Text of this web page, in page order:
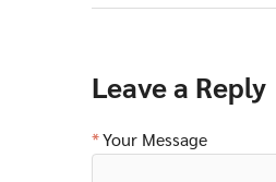
Leave a Reply
Your Message